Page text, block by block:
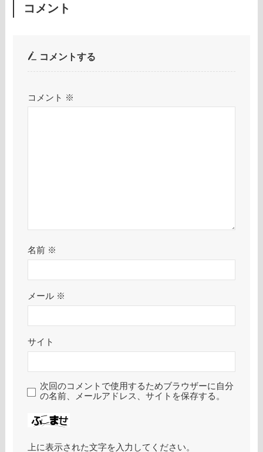
コメント
コメントする
コメント ※
名前 ※
メール ※
サイト
次回のコメントで使用するためブラウザーに自分
の名前、メールアドレス、サイトを保存する。
上に表示された文字を入力してください。